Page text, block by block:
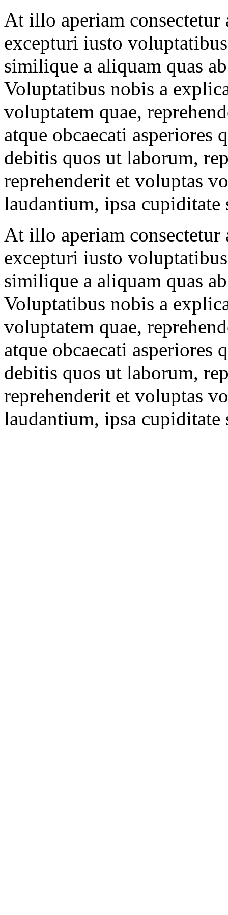
At illo aperiam consectetur
excepturi iusto
similique a aliquam quas
Voluptatibus nobis a
voluptatem quae,
atque obcaecati
debitis quos ut laborum,
reprehenderit et voluptas
laudantium, ipsa cupiditate
At illo aperiam consectetur
excepturi iusto
similique a aliquam quas
Voluptatibus nobis a
voluptatem quae,
atque obcaecati
debitis quos ut laborum,
reprehenderit et voluptas
laudantium, ipsa cupiditate